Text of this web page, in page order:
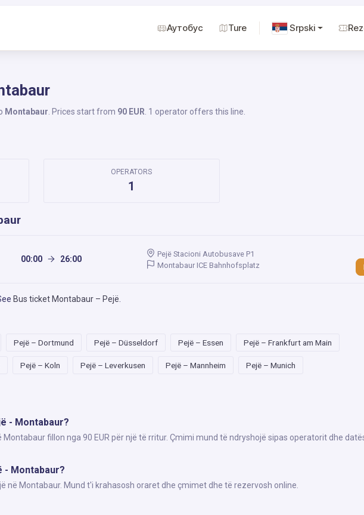
Аутобус Ture Srpski
Montabaur . Prices start from 90 EUR . 1 operator offers this line.
OPERATORS
1
00:00 26:00
Pejë Stacioni Autobusave P1
Montabaur ICE Bahnhofsplatz
Bus ticket Montabaur – Pejë
Pejë – Dortmund Pejë – Düsseldorf Pejë – Essen Pejë – Frankfurt am Main
Pejë – Koln Pejë – Leverkusen Pejë – Mannheim Pejë – Munich
- Montabaur?
fillon nga 90 EUR për një të rritur. Çmimi mund të ndryshojë sipas operatorit dhe
Montabaur?
në Montabaur. Mund t'i krahasosh oraret dhe çmimet dhe të rezervosh online.